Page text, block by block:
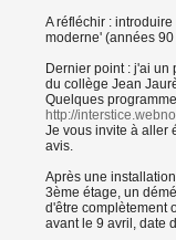
A réfléchir :
moderne' (années
Dernier point : j'ai un
du collège Jean
Quelques
http://
Je vous invite à aller
avis.
Après une
3ème étage, un
d'être complètement
avant le 9 avril, date